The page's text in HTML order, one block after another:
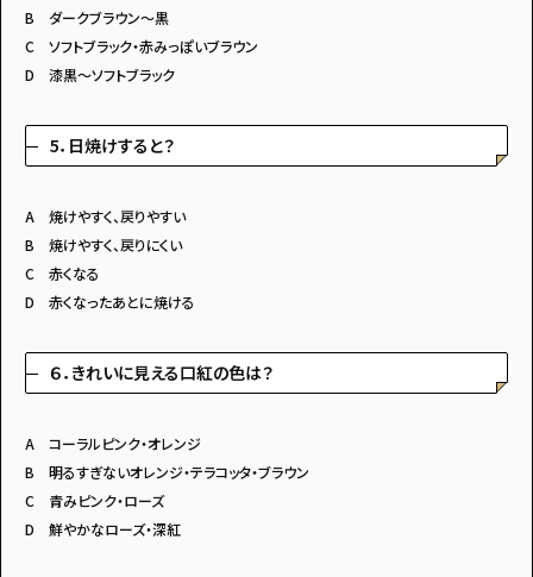
B ダークブラウン～黒
C ソフトブラック・赤みっぽいブラウン
D 漆黒～ソフトブラック
5．日焼けすると？
A 焼けやすく、戻りやすい
B 焼けやすく、戻りにくい
C 赤くなる
D 赤くなったあとに焼ける
６．きれいに見える口紅の色は？
A コーラルピンク・オレンジ
B 明るすぎないオレンジ・テラコッタ・ブラウン
C 青みピンク・ローズ
D 鮮やかなローズ・深紅